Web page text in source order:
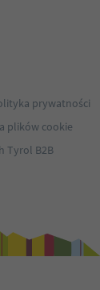
prywatności
plików cookie
Tyrol B2B